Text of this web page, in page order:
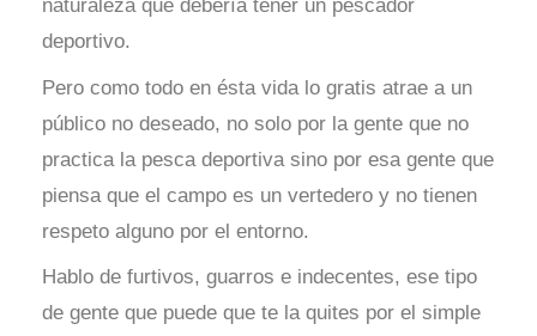
naturaleza que debería tener un pescador
deportivo.
Pero como todo en ésta vida lo gratis atrae a un
público no deseado, no solo por la gente que no
practica la pesca deportiva sino por esa gente que
piensa que el campo es un vertedero y no tienen
respeto alguno por el entorno.
Hablo de furtivos, guarros e indecentes, ese tipo
de gente que puede que te la quites por el simple